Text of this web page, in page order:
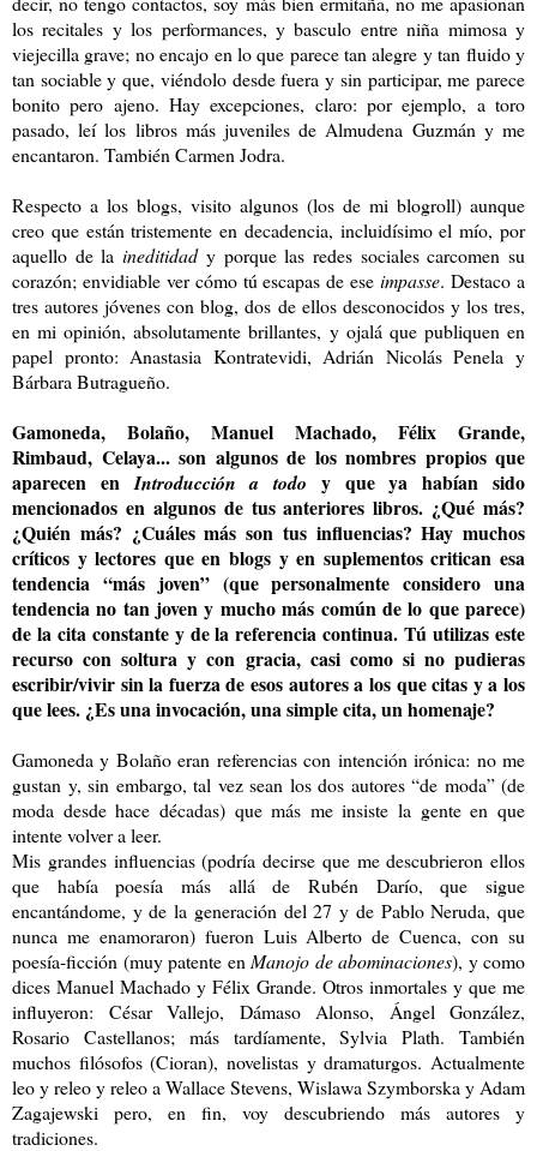
los recitales y los performances, y basculo entre niña mimosa y
viejecilla grave; no encajo en lo que parece tan alegre y tan fluido y
tan sociable y que, viéndolo desde fuera y sin participar, me parece
bonito pero ajeno. Hay excepciones, claro: por ejemplo, a toro
pasado, leí los libros más juveniles de Almudena Guzmán y me
encantaron. También Carmen Jodra.
Respecto a los blogs, visito algunos (los de mi blogroll) aunque
creo que están tristemente en decadencia, incluidísimo el mío, por
aquello de laineditidad y porque las redes sociales carcomen su
corazón; envidiable ver cómo tú escapas de eseimpasse. Destaco a
tres autores jóvenes con blog, dos de ellos desconocidos y los tres,
en mi opinión, absolutamente brillantes, y ojalá que publiquen en
papel pronto: Anastasia Kontratevidi, Adrián Nicolás Penela y
Bárbara Butragueño.
Gamoneda, Bolaño, Manuel Machado, Félix Grande,
Rimbaud, Celaya... son algunos de los nombres propios que
aparecen enIntroducción a todo y que ya habían sido
mencionados en algunos de tus anteriores libros. ¿Qué más?
¿Quién más? ¿Cuáles más son tus influencias? Hay muchos
críticos y lectores que en blogs y en suplementos critican esa
tendencia “más joven” (que personalmente considero una
tendencia no tan joven y mucho más común de lo que parece)
de la cita constante y de la referencia continua. Tú utilizas este
recurso con soltura y con gracia, casi como si no pudieras
escribir/vivir sin la fuerza de esos autores a los que citas y a los
que lees. ¿Es una invocación, una simple cita, un homenaje?
Gamoneda y Bolaño eran referencias con intención irónica: no me
gustan y, sin embargo, tal vez sean los dos autores “de moda” (de
moda desde hace décadas) que más me insiste la gente en que
intente volver a leer.
Mis grandes influencias (podría decirse que me descubrieron ellos
que había poesía más allá de Rubén Darío, que sigue
encantándome, y de la generación del 27 y de Pablo Neruda, que
nunca me enamoraron) fueron Luis Alberto de Cuenca, con su
poesía-ficción (muy patente en Manojo de abominaciones), y como
dices Manuel Machado y Félix Grande. Otros inmortales y que me
influyeron: César Vallejo, Dámaso Alonso, Ángel González,
Rosario Castellanos; más tardíamente, Sylvia Plath. También
muchos filósofos (Cioran), novelistas y dramaturgos. Actualmente
leo y releo y releo a Wallace Stevens, Wislawa Szymborska y Adam
Zagajewski pero, en fin, voy descubriendo más autores y
tradiciones.